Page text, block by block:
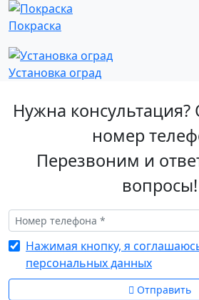
Покраска
Установка оград
Нужна консультация?
номер
Перезвоним и
вопросы!
Нажимая кнопку, я
персональных данных
Отправить